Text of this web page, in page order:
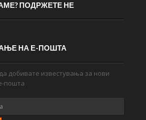
ПОДРЖЕТЕ НЕ
НА Е-ПОШТА
добивате известувања за нови
пошта